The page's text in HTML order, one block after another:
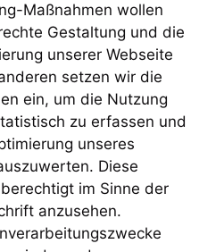
Maßnahmen wollen
Gestaltung und die
unserer Webseite
setzen wir die
ein, um die Nutzung
zu erfassen und
unseres
Diese
im Sinne der
anzusehen.